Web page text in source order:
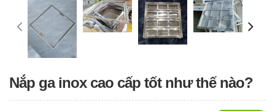
Nắp ga inox cao cấp tốt như thế nào?